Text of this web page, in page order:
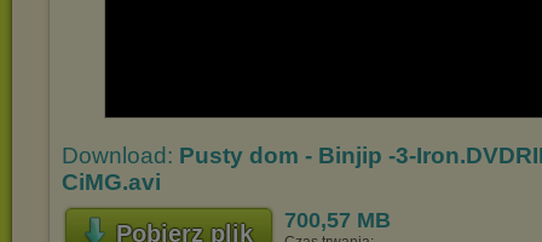
Download: Pusty dom - Binjip -3-
CiMG.avi
Pobierz plik 700,57 MB